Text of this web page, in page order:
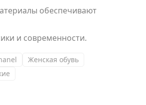
обеспечивают
и современности.
Женская обувь